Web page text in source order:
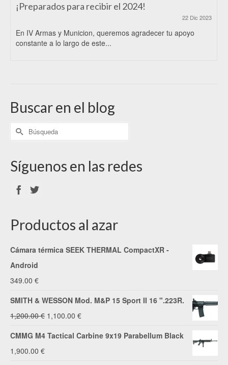
¡Preparados para recibir el 2024!
22 Dic 2023
En IV Armas y Municion, queremos agradecer tu apoyo
constante a lo largo de este...
Buscar en el blog
Síguenos en las redes
Productos al azar
Cámara térmica SEEK THERMAL CompactXR -
Android
349.00 €
SMITH & WESSON Mod. M&P 15 Sport II 16 ".223R.
1,200.00€ El
precio
1,100.00 €El
precio
CMMG M4 Tactical Carbine 9x19 Parabellum Black
1,900.00 €